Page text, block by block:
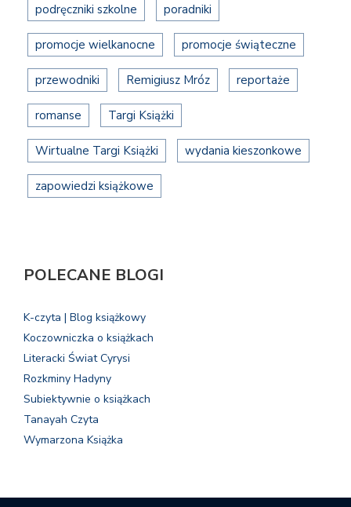
podręczniki szkolne poradniki
promocje wielkanocne promocje świąteczne
przewodniki Remigiusz Mróz reportaże
romanse Targi Książki
Wirtualne Targi Książki wydania kieszonkowe
zapowiedzi książkowe
POLECANE BLOGI
K-czyta | Blog książkowy
Koczowniczka o książkach
Literacki Świat Cyrysi
Rozkminy Hadyny
Subiektywnie o książkach
Tanayah Czyta
Wymarzona Książka